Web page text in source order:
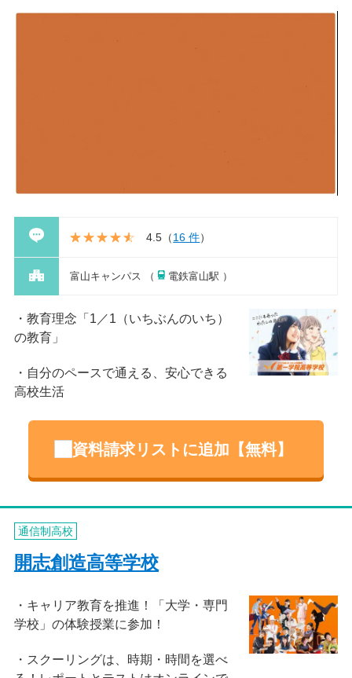
4.5 （16 件）
富山キャンパス （ 電鉄富山駅 ）
教育理念「1／1（いちぶんのいち）
の教育」
自分のペースで通える、安心できる
高校生活
資料請求リストに追加【無料】
通信制高校
開志創造高等学校
キャリア教育を推進！「大学・専門
学校」の体験授業に参加！
スクーリングは、時期・時間を選べ